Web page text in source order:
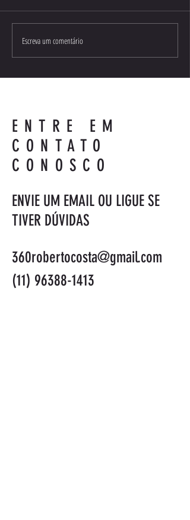
XXIII Congresso Brasileiro de
Nutrologia
Escreva um comentário
ENTRE EM
CONTATO
CONOSCO
ENVIE UM EMAIL OU LIGUE SE
TIVER DÚVIDAS
360robertocosta@gmail.com
(11) 96388-1413